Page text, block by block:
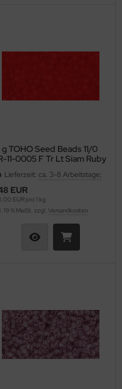
g TOHO Seed Beads 11/0
11-0005 F Tr Lt Siam Ruby
Lieferzeit: ca. 3-8 Arbeitstage;
EUR
EUR pro 1 kg
19 % MwSt. zzgl. Versandkosten